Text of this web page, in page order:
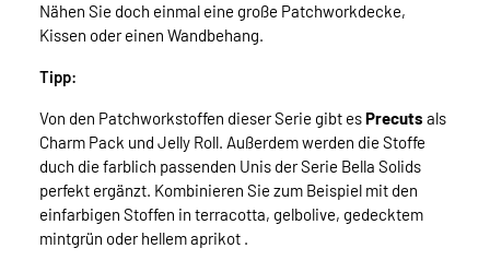
Nähen Sie doch einmal eine große Patchworkdecke,
Kissen oder einen Wandbehang.
Tipp:
Von den Patchworkstoffen dieser Serie gibt esPrecuts als
Charm Pack und Jelly Roll. Außerdem werden die Stoffe
duch die farblich passenden Unis der Serie Bella Solids
perfekt ergänzt. Kombinieren Sie zum Beispiel mit den
einfarbigen Stoffen in terracotta, gelbolive, gedecktem
mintgrün oder hellem aprikot .